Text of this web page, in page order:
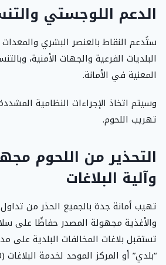
الدعم اللوجستي
ستُدعم النقاط بالعنصر البشري
البلديات الفرعية والجهات الأمنية،
المعنية في الأمانة.
وسيتم اتخاذ الإجراءات النظامية
تهريب اللحوم.
التحذير من اللحوم
وآلية البلاغات
تهيب أمانة جدة بالجميع الحذر من
والأغذية مجهولة المصدر حفاظًا على
تستقبل بلاغات المخالفات البلدية على
“بلدي” أو المركز الموحد لخدمة البلاغات (940).